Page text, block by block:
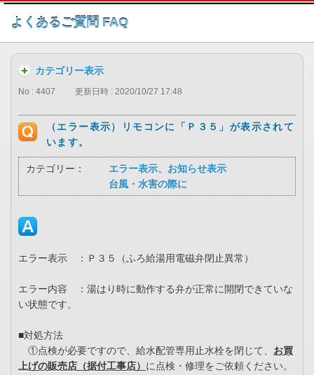
このページの本文へ
よくあるご質問 FAQ
カテゴリー表示
No : 4407 更新日時 : 2020/10/27 17:48
（エラー表示）リモコンに「Ｐ３５」が表示されて
います。
カテゴリー：
エラー表示、お知らせ表示
台風・水害の際に
エラー表示 ：Ｐ３５（ふろ給湯用電磁弁閉止異常）
エラー内容 ：湯はり時に動作する弁が正常に開閉できていな
い状態です。
■対処方法
①点検が必要ですので、給水配管専用止水栓を閉じて、 お買
上げの販売店（据付工事店） に点検・修理をご依頼ください。